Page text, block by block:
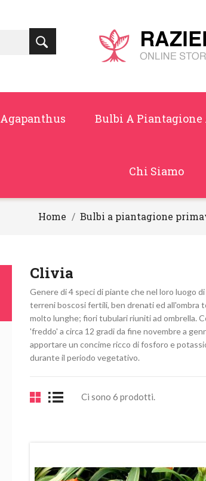
Agapanthus Bulbi A
Chi Siamo
Home Bulbi a piantagione
Clivia
Genere di 4 speci di piante che nel loro luogo
terreni boscosi fertili, ben drenati ed all'ombra
molto lunghe; fiori tubulari riuniti ad ombrella.
'freddo' a circa 12 gradi da fine novembre a
apportare un concime ricco di fosforo e
durante il periodo vegetativo.
Ci sono 6 prodotti.